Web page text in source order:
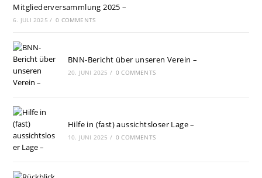
Mitgliederversammlung 2025 –
6. JULI 2025 / 0 COMMENTS
BNN-Bericht über unseren Verein –
20. JUNI 2025 / 0 COMMENTS
Hilfe in (fast) aussichtsloser Lage –
10. JUNI 2025 / 0 COMMENTS